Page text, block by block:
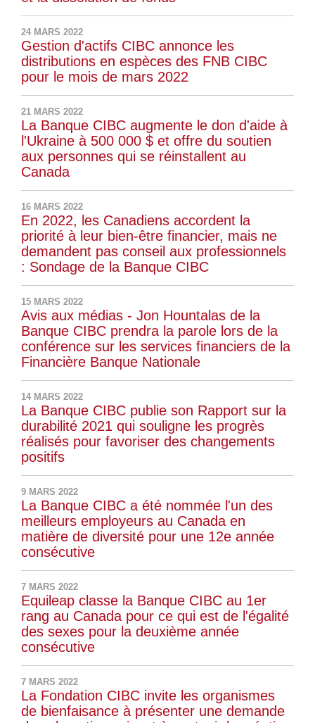
24 MARS 2022
Gestion d'actifs CIBC annonce les
distributions en espèces des FNB CIBC
pour le mois de mars 2022
21 MARS 2022
La Banque CIBC augmente le don d'aide à
l'Ukraine à 500 000 $ et offre du soutien
aux personnes qui se réinstallent au
Canada
16 MARS 2022
En 2022, les Canadiens accordent la
priorité à leur bien-être financier, mais ne
demandent pas conseil aux professionnels
: Sondage de la Banque CIBC
15 MARS 2022
Avis aux médias - Jon Hountalas de la
Banque CIBC prendra la parole lors de la
conférence sur les services financiers de la
Financière Banque Nationale
14 MARS 2022
La Banque CIBC publie son Rapport sur la
durabilité 2021 qui souligne les progrès
réalisés pour favoriser des changements
positifs
9 MARS 2022
La Banque CIBC a été nommée l'un des
meilleurs employeurs au Canada en
matière de diversité pour une 12e année
consécutive
7 MARS 2022
Equileap classe la Banque CIBC au 1er
rang au Canada pour ce qui est de l'égalité
des sexes pour la deuxième année
consécutive
7 MARS 2022
La Fondation CIBC invite les organismes
de bienfaisance à présenter une demande